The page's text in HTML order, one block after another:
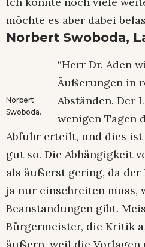
möchte es aber dabei
Norbert Swoboda,
Norbert
Swoboda.
“Herr Dr. Aden
Äußerungen in
Abständen. Der
wenigen Tagen
Abfuhr erteilt, und dies
gut so. Die Abhängigkeit
als äußerst gering, da
ja nur einschreiten muss,
Beanstandungen gibt.
Bürgermeister, die Kritik